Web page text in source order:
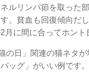
ルリンパ節を取った
。貧血も回復傾向だ
に間に合ってホント
の日」関連の猫ネタ
ッグ」がいい例です。